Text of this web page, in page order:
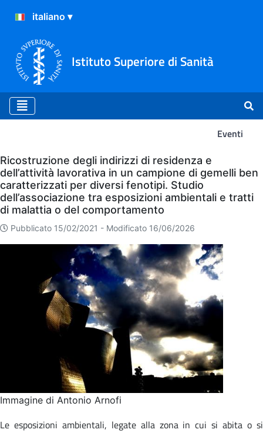
Istituto Superiore di Sanità
Eventi
Eventi
Ricostruzione degli indirizzi di residenza e
dell’attività lavorativa in un campione di gemelli ben
caratterizzati per diversi fenotipi. Studio
dell’associazione tra esposizioni ambientali e tratti
di malattia o del comportamento
Pubblicato 15/02/2021 - Modificato 16/06/2026
Immagine di Antonio Arnofi
Le esposizioni ambientali, legate alla zona in cui si abita o si